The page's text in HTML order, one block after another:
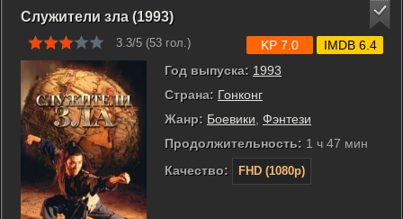
Служители зла (1993)
3.3/5 (53 гол.)
Год выпуска: 1993
Страна: Гонконг
Жанр: Боевики, Фэнтези
Продолжительность: 1 ч 47 мин
Качество:
FHD (1080p)
KP 7.0 IMDB 6.4